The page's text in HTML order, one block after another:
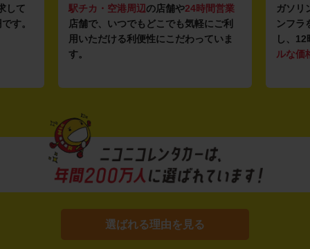
して
す。
駅チカ・空港周辺 の店舗や24時間営業
店舗で、いつでもどこでも気軽にご利
用いただける利便性にこだわっていま
す。
ガソリ
ンフラ
し、
ルな価
選ばれる理由を見る